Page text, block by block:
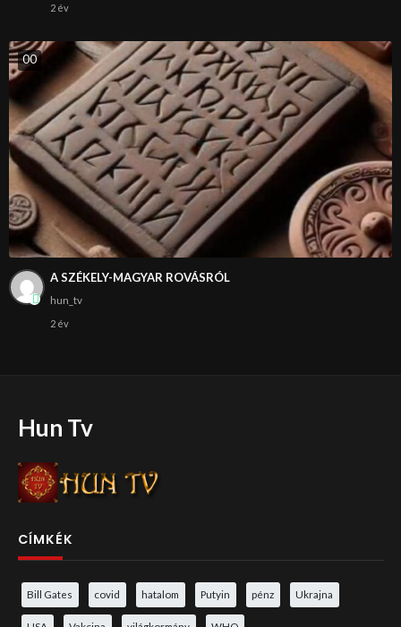
2 év
00
A SZÉKELY-MAGYAR ROVÁSRÓL
hun_tv
2 év
Hun Tv
CÍMKÉK
Bill Gates covid hatalom Putyin pénz Ukrajna